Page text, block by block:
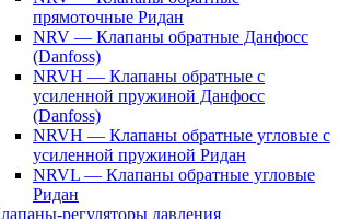
прямоточные Ридан
NRV — Клапаны обратные Данфосс
(Danfoss)
NRVH — Клапаны обратные с
усиленной пружиной Данфосс
(Danfoss)
NRVH — Клапаны обратные угловые с
усиленной пружиной Ридан
NRVL — Клапаны обратные угловые
Ридан
регуляторы давления